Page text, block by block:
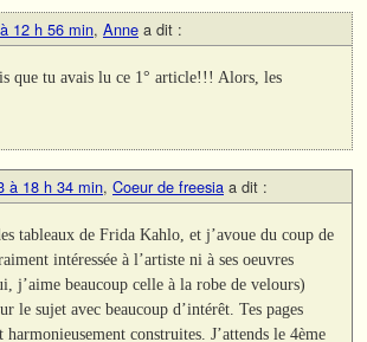
12 h 56 min, Anne a dit :
que tu avais lu ce 1° article!!! Alors, les
à 18 h 34 min, Coeur de freesia a dit :
tableaux de Frida Kahlo, et j’avoue du coup de
intéressée à l’artiste ni à ses oeuvres
j’aime beaucoup celle à la robe de velours)
le sujet avec beaucoup d’intérêt. Tes pages
harmonieusement construites. J’attends le 4ème